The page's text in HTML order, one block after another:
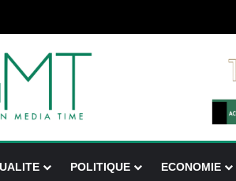
POLITIQUE ECONOMIE